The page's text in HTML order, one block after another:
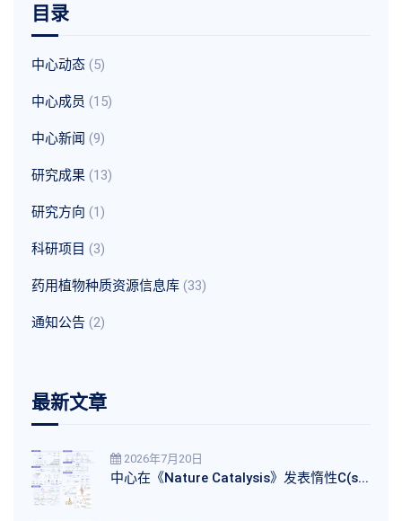
目录
中心动态 (5)
中心成员 (15)
中心新闻 (9)
研究成果 (13)
研究方向 (1)
科研项目 (3)
药用植物种质资源信息库 (33)
通知公告 (2)
最新文章
2026年7月20日
中心在《Nature Catalysis》发表惰性C(s...